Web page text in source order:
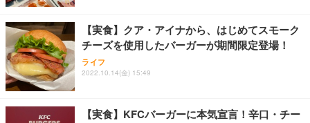
務用 おしゃれ パソコンチェア (ホワイト)
ANDWINT オフィスチェア デスクチェア 肘なし メ
ッシュ 通気性 ランバーサポート付き 腰サポート ガ
ス圧無段階昇降 360度回転 キャスター付き コンパク
【MiniLED/24.5inch/280Hz/FHD】GRAPHT THE S
HOOTER Gaming Monitor 24” Essential ゲーミン
グモニター QD 24.5インチ 1ms FHD 量子ドット 残
アイリスオーヤマ ペットシーツ 超厚型 お徳用 レギ
ュラー 200枚入【Amazon.co.jp限定】
【実食】クア・アイナから、はじめてスモーク
チーズを使用したバーガーが期間限定登場！
ライフ
2022.10.14(金) 15:49
【実食】KFCバーガーに本気宣言！辛口・チー